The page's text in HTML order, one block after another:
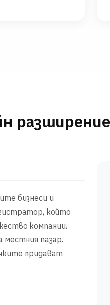
бизнеси и
който
компании,
местния пазар.
придават